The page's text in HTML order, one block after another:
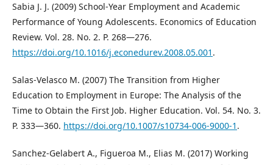
Sabia J. J. (2009) School-Year Employment and Academic
Performance of Young Adolescents. Economics of Education
Review. Vol. 28. No. 2. P. 268—276.
https://doi.org/10.1016/j.econedurev.2008.05.001 .
Salas-Velasco M. (2007) The Transition from Higher
Education to Employment in Europe: The Analysis of the
Time to Obtain the First Job. Higher Education. Vol. 54. No. 3.
P. 333—360. https://doi.org/10.1007/s10734-006-9000-1 .
Sanchez-Gelabert A., Figueroa M., Elias M. (2017) Working